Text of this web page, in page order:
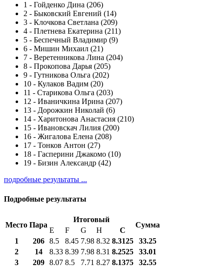
1 - Гойденко Дина (206)
2 - Быковский Евгений (14)
3 - Клочкова Светлана (209)
4 - Плетнева Екатерина (211)
5 - Беспечный Владимир (9)
6 - Мишин Михаил (21)
7 - Веретенникова Лина (204)
8 - Прокопова Дарья (205)
9 - Гутникова Ольга (202)
10 - Кулаков Вадим (20)
11 - Старикова Ольга (203)
12 - Иваничкина Ирина (207)
13 - Дорожкин Николай (6)
14 - Харитонова Анастасия (210)
15 - Ивановскач Лилия (200)
16 - Жигалова Елена (208)
17 - Тонков Антон (27)
18 - Гасперини Джакомо (10)
19 - Бизин Александр (42)
подробные результаты ...
Подробные результаты
Место Пара
Итоговый
Сумма
E F G H
С
1
206 8.5 8.45 7.98 8.32 8.3125
33.25
2
14 8.33 8.39 7.98 8.31 8.2525
33.01
3
209 8.07 8.5 7.71 8.27 8.1375
32.55